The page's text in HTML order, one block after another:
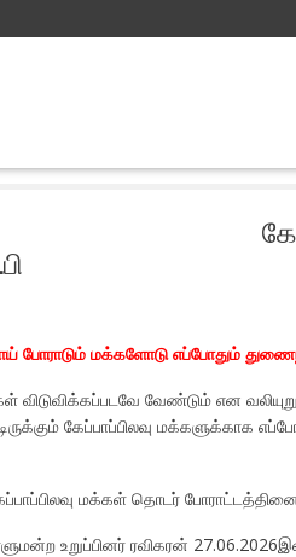
போராடும் மக்களோடு எப்போதும்
விடுவிக்கப்படவே வேண்டும் என
கேப்பாப்பிலவு மக்களுக்காக
மக்கள் தொடர்
உறுப்பினர் ரவிகரன்